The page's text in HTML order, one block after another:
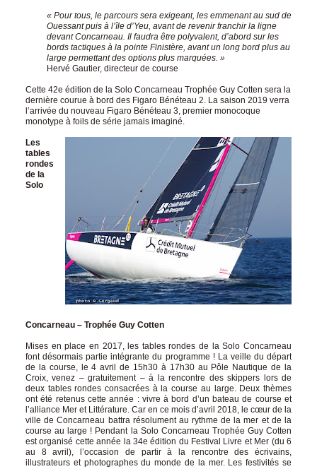
« Pour tous, le parcours sera exigeant, les emmenant au sud de
Ouessant puis à l’île d’Yeu, avant de revenir franchir la ligne
devant Concarneau. Il faudra être polyvalent, d’abord sur les
bords tactiques à la pointe Finistère, avant un long bord plus au
large permettant des options plus marquées. »
Hervé Gautier, directeur de course
Cette 42e édition de la Solo Concarneau Trophée Guy Cotten sera la
dernière courue à bord des Figaro Bénéteau 2. La saison 2019 verra
l’arrivée du nouveau Figaro Bénéteau 3, premier monocoque
monotype à foils de série jamais imaginé.
Les
tables
rondes
de la
Solo
Concarneau – Trophée Guy Cotten
Mises en place en 2017, les tables rondes de la Solo Concarneau
font désormais partie intégrante du programme ! La veille du départ
de la course, le 4 avril de 15h30 à 17h30 au Pôle Nautique de la
Croix, venez – gratuitement – à la rencontre des skippers lors de
deux tables rondes consacrées à la course au large. Deux thèmes
ont été retenus cette année : vivre à bord d’un bateau de course et
l’alliance Mer et Littérature. Car en ce mois d’avril 2018, le cœur de la
ville de Concarneau battra résolument au rythme de la mer et de la
course au large ! Pendant la Solo Concarneau Trophée Guy Cotten
est organisé cette année la 34e édition du Festival Livre et Mer (du 6
au 8 avril), l’occasion de partir à la rencontre des écrivains,
illustrateurs et photographes du monde de la mer. Les festivités se